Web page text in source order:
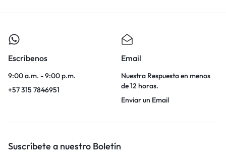
Escríbenos
9:00 a.m. - 9:00 p.m.
+57 315 7846951
Email
Nuestra Respuesta en menos
de 12 horas.
Enviar un Email
Suscríbete a nuestro Boletín